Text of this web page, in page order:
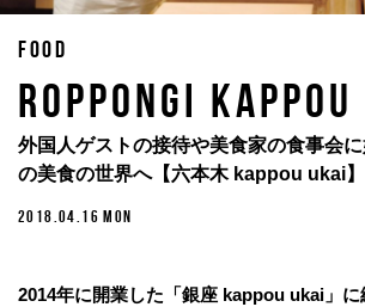
FOOD
ROPPONGI
外国人ゲストの接待や美食家の食事会
の美食の世界へ【六本木 kappou ukai】
2018.04.16 MON
2014年に開業した「銀座 kappou ukai」に